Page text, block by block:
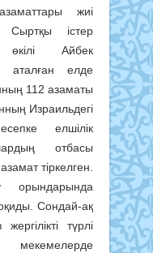
жиі
Сыртқы істер
өкілі Айбек
аталған елде
112 азаматы
Израильдегі
елшілік
отбасы
тіркелген.
орындарында
Сондай-ақ
түрлі